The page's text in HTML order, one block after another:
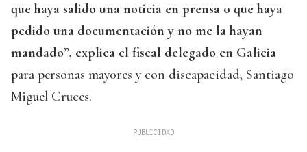
que haya salido una noticia en prensa o que haya
pedido una documentación y no me la hayan
mandado”, explica el fiscal delegado en Galicia
para personas mayores y con discapacidad, Santiago
Miguel Cruces.